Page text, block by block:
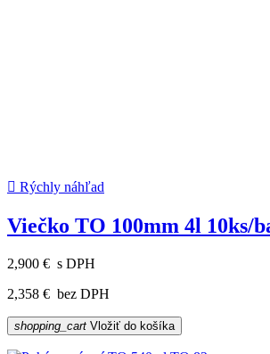
 Rýchly náhľad
Viečko TO 100mm 4l 10ks/
2,900 € s DPH
2,358 € bez DPH
shopping_cart Vložiť do košíka